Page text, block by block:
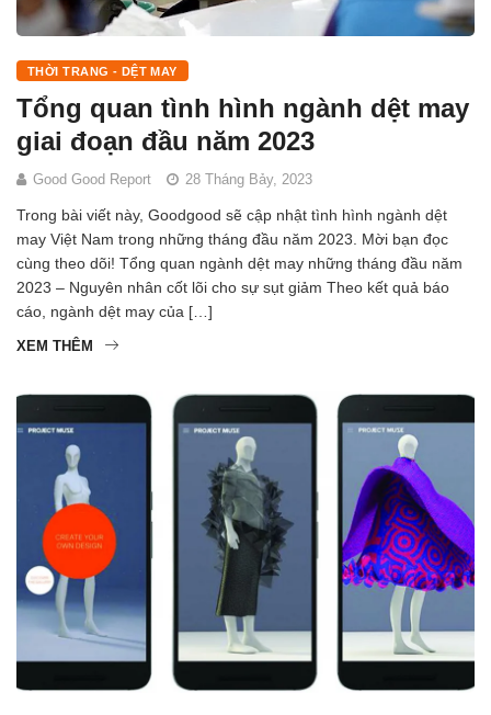
THỜI TRANG - DỆT MAY
Tổng quan tình hình ngành dệt may
giai đoạn đầu năm 2023
Good Good Report 28 Tháng Bảy, 2023
Trong bài viết này, Goodgood sẽ cập nhật tình hình ngành dệt
may Việt Nam trong những tháng đầu năm 2023. Mời bạn đọc
cùng theo dõi! Tổng quan ngành dệt may những tháng đầu năm
2023 – Nguyên nhân cốt lõi cho sự sụt giảm Theo kết quả báo
cáo, ngành dệt may của […]
XEM THÊM